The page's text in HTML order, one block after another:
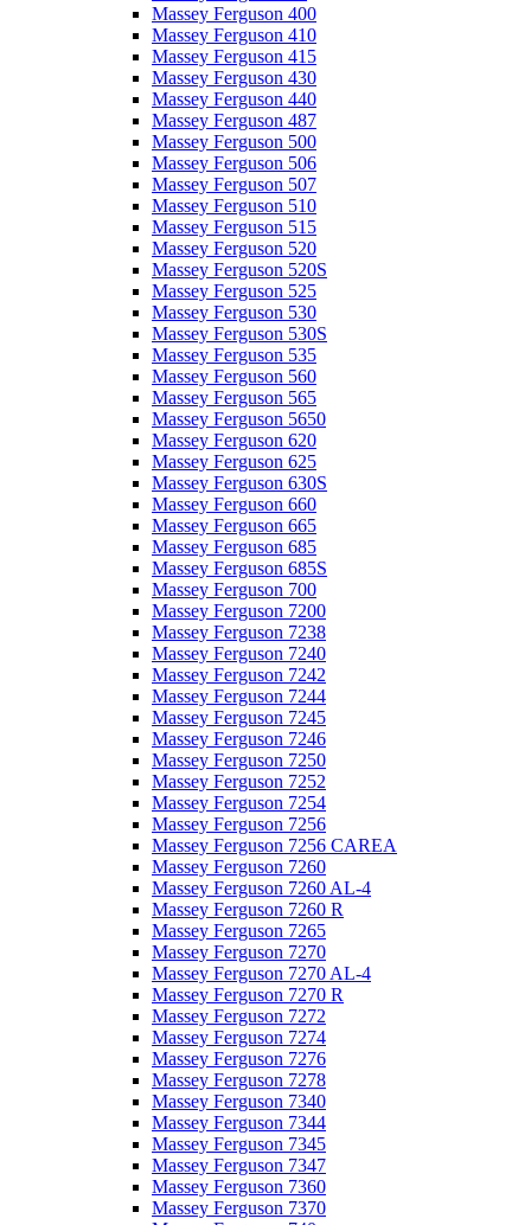
Massey Ferguson 400
Massey Ferguson 410
Massey Ferguson 415
Massey Ferguson 430
Massey Ferguson 440
Massey Ferguson 487
Massey Ferguson 500
Massey Ferguson 506
Massey Ferguson 507
Massey Ferguson 510
Massey Ferguson 515
Massey Ferguson 520
Massey Ferguson 520S
Massey Ferguson 525
Massey Ferguson 530
Massey Ferguson 530S
Massey Ferguson 535
Massey Ferguson 560
Massey Ferguson 565
Massey Ferguson 5650
Massey Ferguson 620
Massey Ferguson 625
Massey Ferguson 630S
Massey Ferguson 660
Massey Ferguson 665
Massey Ferguson 685
Massey Ferguson 685S
Massey Ferguson 700
Massey Ferguson 7200
Massey Ferguson 7238
Massey Ferguson 7240
Massey Ferguson 7242
Massey Ferguson 7244
Massey Ferguson 7245
Massey Ferguson 7246
Massey Ferguson 7250
Massey Ferguson 7252
Massey Ferguson 7254
Massey Ferguson 7256
Massey Ferguson 7256 CAREA
Massey Ferguson 7260
Massey Ferguson 7260 AL-4
Massey Ferguson 7260 R
Massey Ferguson 7265
Massey Ferguson 7270
Massey Ferguson 7270 AL-4
Massey Ferguson 7270 R
Massey Ferguson 7272
Massey Ferguson 7274
Massey Ferguson 7276
Massey Ferguson 7278
Massey Ferguson 7340
Massey Ferguson 7344
Massey Ferguson 7345
Massey Ferguson 7347
Massey Ferguson 7360
Massey Ferguson 7370